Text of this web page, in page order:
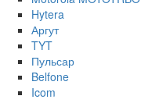
Hytera
Аргут
TYT
Пульсар
Belfone
Icom